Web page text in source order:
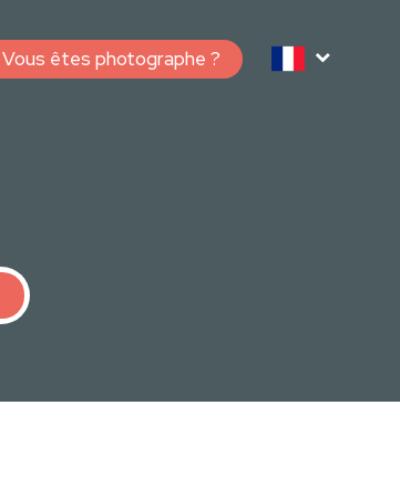
Vous êtes photographe ?